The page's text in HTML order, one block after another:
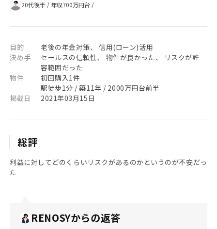
20代後半 / 年収700万円台 /
目的
老後の年金対策、 信用(ローン)活用
決め手
セールスの信頼性、 物件が良かった、 リスクが許
容範囲だった
物件
初回購入1件
駅徒歩1分 / 築11年 / 2000万円台前半
掲載日
2021年03月15日
総評
利益に対してどのくらいリスクがあるのかというのが不安だっ
た
RENOSYからの返答